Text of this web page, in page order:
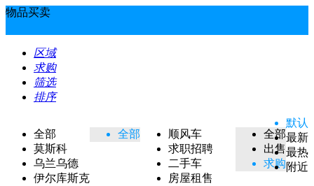
物品买卖
区域
求购
筛选
排序
全部
莫斯科
乌兰乌德
伊尔库斯克
全部
顺风车
求职招聘
二手车
房屋租售
全部
出售
求购
默认
最新
最热
附近